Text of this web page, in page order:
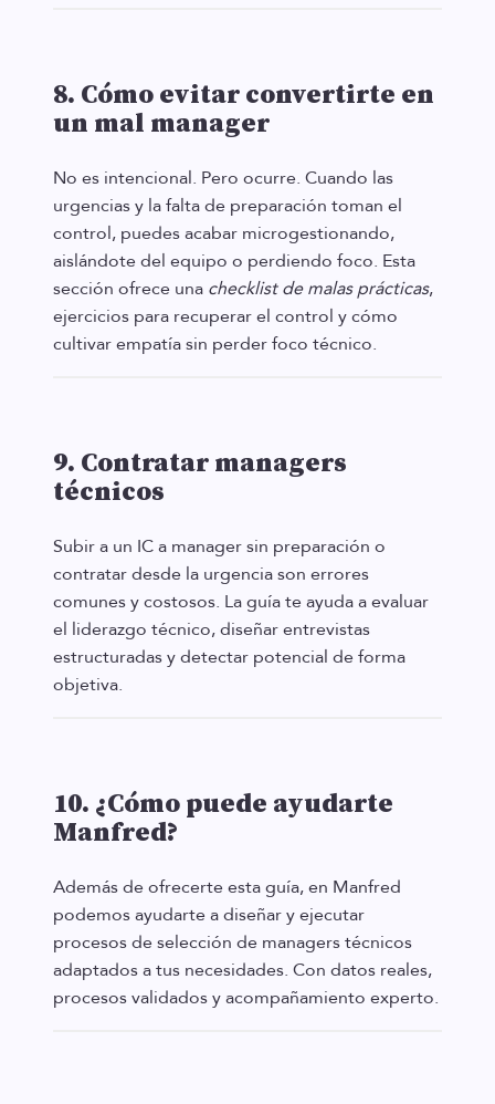
8. Cómo evitar convertirte en
un mal manager
No es intencional. Pero ocurre. Cuando las
urgencias y la falta de preparación toman el
control, puedes acabar microgestionando,
aislándote del equipo o perdiendo foco. Esta
sección ofrece una checklist de malas prácticas,
ejercicios para recuperar el control y cómo
cultivar empatía sin perder foco técnico.
9. Contratar managers
técnicos
Subir a un IC a manager sin preparación o
contratar desde la urgencia son errores
comunes y costosos. La guía te ayuda a evaluar
el liderazgo técnico, diseñar entrevistas
estructuradas y detectar potencial de forma
objetiva.
10. ¿Cómo puede ayudarte
Manfred?
Además de ofrecerte esta guía, en Manfred
podemos ayudarte a diseñar y ejecutar
procesos de selección de managers técnicos
adaptados a tus necesidades. Con datos reales,
procesos validados y acompañamiento experto.